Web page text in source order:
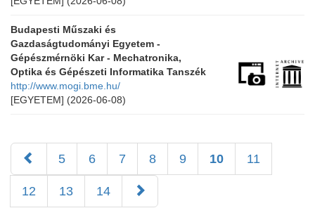
Budapesti Műszaki és
Gazdaságtudományi Egyetem -
Gépészmérnöki Kar - Mechatronika,
Optika és Gépészeti Informatika Tanszék
http://www.mogi.bme.hu/
[EGYETEM] (2026-06-08)
5 6 7 8 9 10 11
12 13 14